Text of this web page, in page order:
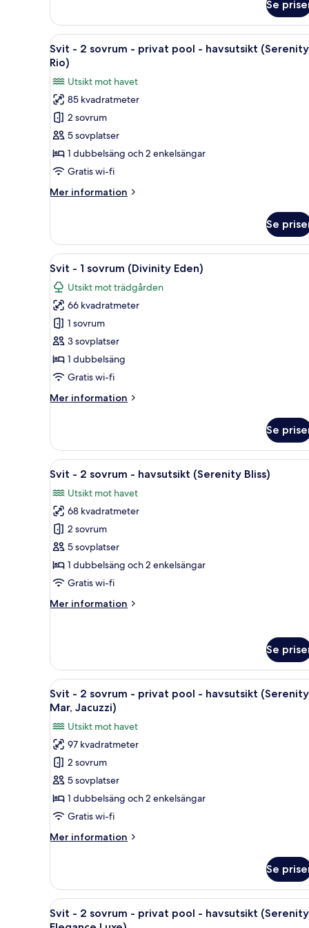
Lago)
-
sovrum
-
bubbelpool
-
havsutsikt
(Divinity
Lago)
Se
Öppna
alla
foton
för
Svit
-
2
sovrum
-
pool
(Serenity
Rio)
Ett modernt vardagsrum
20
Svit - 2 sovrum - privat pool - havsutsikt (Serenity
Rio)
Utsikt mot havet
85 kvadratmeter
2 sovrum
5 sovplatser
1 dubbelsäng och 2 enkelsängar
Gratis wi-fi
Mer information
Mer
-
sovrum
privat
pool
havsutsikt
(Serenity
Rio)
Se
Öppna
alla
foton
för
Svit
-
1
sovrum
Eden)
Ett modernt vardagsrum
12
Svit - 1 sovrum (Divinity Eden)
Utsikt mot trädgården
66 kvadratmeter
1 sovrum
3 sovplatser
1 dubbelsäng
Gratis wi-fi
Mer information
Mer
-
sovrum
Eden)
Se
Öppna
alla
foton
för
Svit
-
2
sovrum
havsutsikt
Ett modernt vardagsrum
17
Svit - 2 sovrum - havsutsikt (Serenity Bliss)
Utsikt mot havet
68 kvadratmeter
2 sovrum
5 sovplatser
1 dubbelsäng och 2 enkelsängar
Gratis wi-fi
Mer information
Mer
2
sovrum
-
havsutsikt
(Serenity
Bliss)
Se
Öppna
alla
foton
för
Svit
-
2
sovrum
-
pool
(Serenity
Mar,
Jacuzzi)
Ett modernt vardagsrum
13
Svit - 2 sovrum - privat pool - havsutsikt (Serenity
Mar, Jacuzzi)
Utsikt mot havet
97 kvadratmeter
2 sovrum
5 sovplatser
1 dubbelsäng och 2 enkelsängar
Gratis wi-fi
Mer information
Mer
-
sovrum
-
Se
Öppna
alla
En solig uteplats med en
21
Svit - 2 sovrum - privat pool - havsutsikt (Serenity